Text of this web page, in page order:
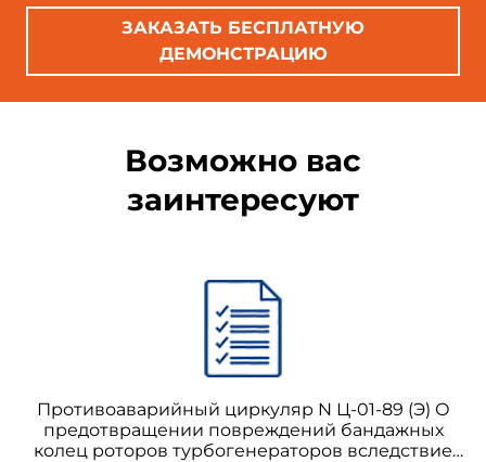
ЗАКАЗАТЬ БЕСПЛАТНУЮ
ДЕМОНСТРАЦИЮ
Возможно вас
заинтересуют
Противоаварийный циркуляр N Ц-01-89 (Э) О
предотвращении повреждений бандажных
колец роторов турбогенераторов вследствие